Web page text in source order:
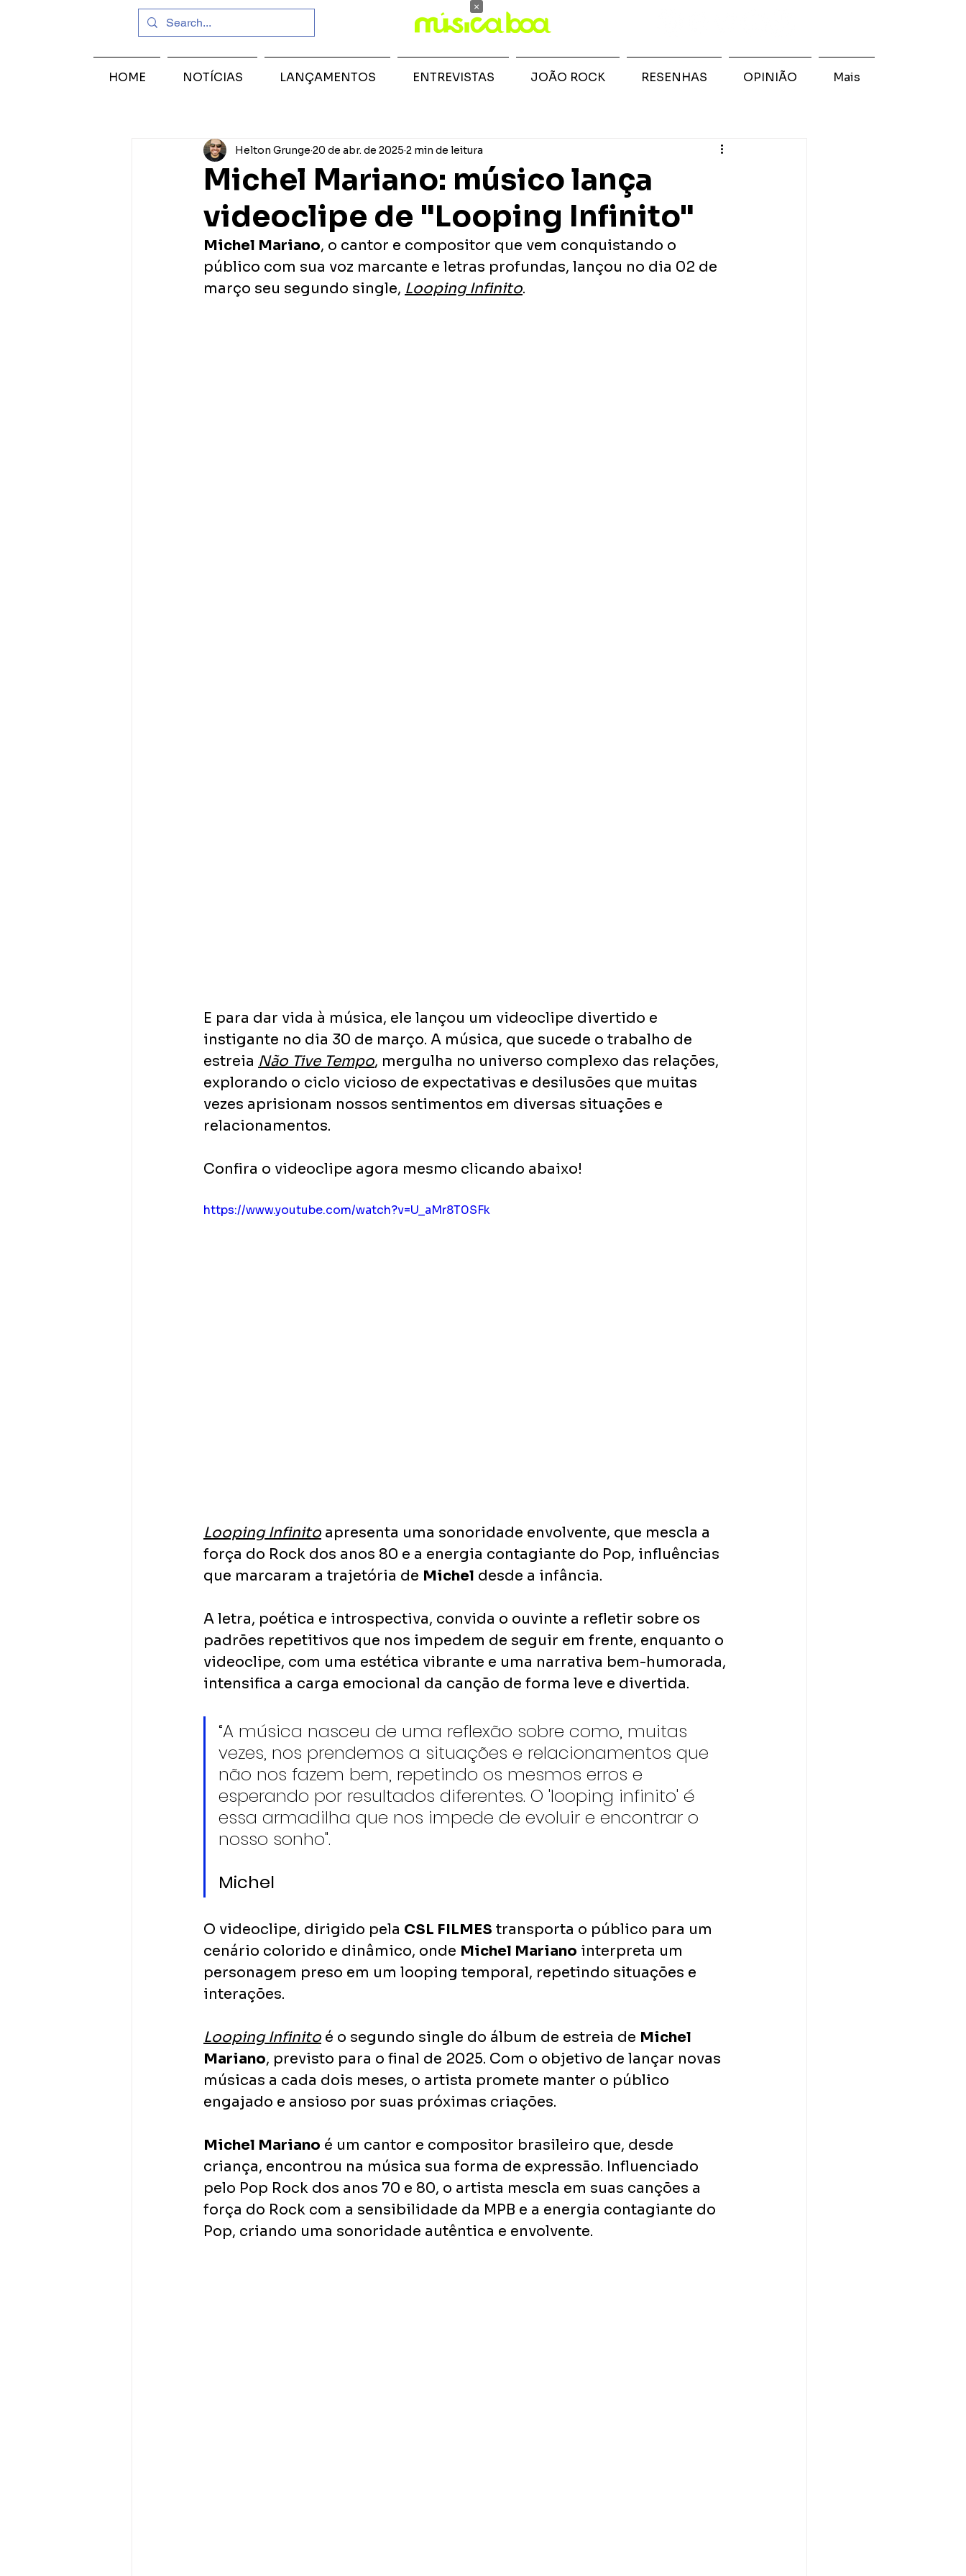
Michel Mariano: músico lança
videoclipe de "Looping Infinito"
Helton Grunge 20 de abr. de 2025 2 min de leitura
Michel Mariano, o cantor e compositor que vem conquistando o
público com sua voz marcante e letras profundas, lançou no dia 02 de
março seu segundo single, Looping Infinito.
E para dar vida à música, ele lançou um videoclipe divertido e
instigante no dia 30 de março. A música, que sucede o trabalho de
estreia Não Tive Tempo, mergulha no universo complexo das relações,
explorando o ciclo vicioso de expectativas e desilusões que muitas
vezes aprisionam nossos sentimentos em diversas situações e
relacionamentos.
Confira o videoclipe agora mesmo clicando abaixo!
https://www.youtube.com/watch?v=U_aMr8T0SFk
Looping Infinito apresenta uma sonoridade envolvente, que mescla a
força do Rock dos anos 80 e a energia contagiante do Pop, influências
que marcaram a trajetória de Michel desde a infância.
A letra, poética e introspectiva, convida o ouvinte a refletir sobre os
padrões repetitivos que nos impedem de seguir em frente, enquanto o
videoclipe, com uma estética vibrante e uma narrativa bem-humorada,
intensifica a carga emocional da canção de forma leve e divertida.
“A música nasceu de uma reflexão sobre como, muitas
vezes, nos prendemos a situações e relacionamentos que
não nos fazem bem, repetindo os mesmos erros e
esperando por resultados diferentes. O 'looping infinito' é
essa armadilha que nos impede de evoluir e encontrar o
nosso sonho".
Michel
O videoclipe, dirigido pela CSL FILMES transporta o público para um
cenário colorido e dinâmico, onde Michel Mariano interpreta um
personagem preso em um looping temporal, repetindo situações e
interações.
Looping Infinito é o segundo single do álbum de estreia de Michel
Mariano, previsto para o final de 2025. Com o objetivo de lançar novas
músicas a cada dois meses, o artista promete manter o público
engajado e ansioso por suas próximas criações.
Michel Mariano é um cantor e compositor brasileiro que, desde
criança, encontrou na música sua forma de expressão. Influenciado
pelo Pop Rock dos anos 70 e 80, o artista mescla em suas canções a
força do Rock com a sensibilidade da MPB e a energia contagiante do
Pop, criando uma sonoridade autêntica e envolvente.
HOME NOTÍCIAS LANÇAMENTOS ENTREVISTAS JOÃO ROCK RESENHAS OPINIÃO Mais
×